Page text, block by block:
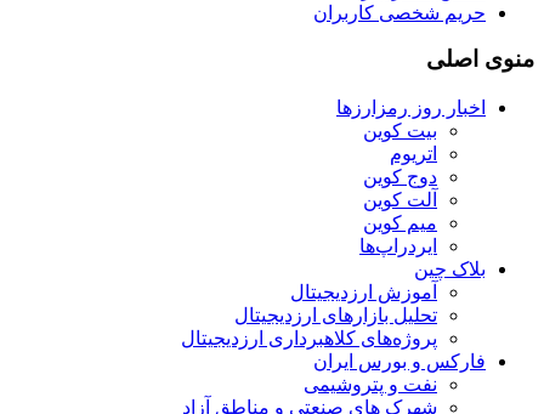
حریم شخصی کاربران
منوی اصلی
اخبار روز رمزارزها
بیت کوین
اتریوم
دوج کوین
آلت کوین
میم کوین‌
ایردراپ‌ها
بلاک چین
آموزش ارزدیجیتال
تحلیل بازارهای ارزدیجیتال
پروژه‌های کلاهبرداری ارزدیجیتال
فارکس و بورس ایران
نفت و پتروشیمی
شهرک های صنعتی و مناطق آزاد